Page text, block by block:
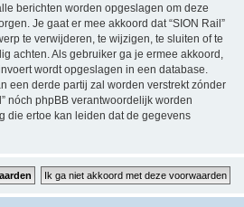
berichten worden opgeslagen om deze
Je gaat er mee akkoord dat “SION Rail”
te verwijderen, te wijzigen, te sluiten of te
achten. Als gebruiker ga je ermee akkoord,
wordt opgeslagen in een database.
een derde partij zal worden verstrekt zónder
nóch phpBB verantwoordelijk worden
die ertoe kan leiden dat de gegevens